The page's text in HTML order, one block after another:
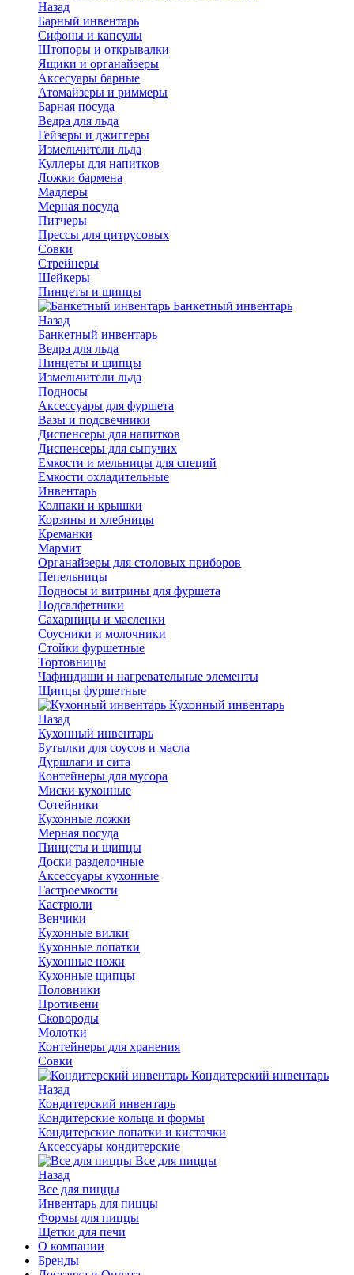
Назад
Барный инвентарь
Сифоны и капсулы
Штопоры и открывалки
Ящики и органайзеры
Аксесуары барные
Атомайзеры и риммеры
Барная посуда
Ведра для льда
Гейзеры и джиггеры
Измельчители льда
Куллеры для напитков
Ложки бармена
Мадлеры
Мерная посуда
Питчеры
Прессы для цитрусовых
Совки
Стрейнеры
Шейкеры
Пинцеты и щипцы
Банкетный инвентарь
Назад
Банкетный инвентарь
Ведра для льда
Пинцеты и щипцы
Измельчители льда
Подносы
Аксессуары для фуршета
Вазы и подсвечники
Диспенсеры для напитков
Диспенсеры для сыпучих
Емкости и мельницы для специй
Емкости охладительные
Инвентарь
Колпаки и крышки
Корзины и хлебницы
Креманки
Мармит
Органайзеры для столовых приборов
Пепельницы
Подносы и витрины для фуршета
Подсалфетники
Сахарницы и масленки
Соусники и молочники
Стойки фуршетные
Тортовницы
Чафиндиши и нагревательные элементы
Щипцы фуршетные
Кухонный инвентарь
Назад
Кухонный инвентарь
Бутылки для соусов и масла
Дуршлаги и сита
Контейнеры для мусора
Миски кухонные
Сотейники
Кухонные ложки
Мерная посуда
Пинцеты и щипцы
Доски разделочные
Аксессуары кухонные
Гастроемкости
Кастрюли
Венчики
Кухонные вилки
Кухонные лопатки
Кухонные ножи
Кухонные щипцы
Половники
Противени
Сковороды
Молотки
Контейнеры для хранения
Совки
Кондитерский инвентарь
Назад
Кондитерский инвентарь
Кондитерские кольца и формы
Кондитерские лопатки и кисточки
Аксессуары кондитерские
Все для пиццы
Назад
Все для пиццы
Инвентарь для пиццы
Формы для пиццы
Щетки для печи
О компании
Бренды